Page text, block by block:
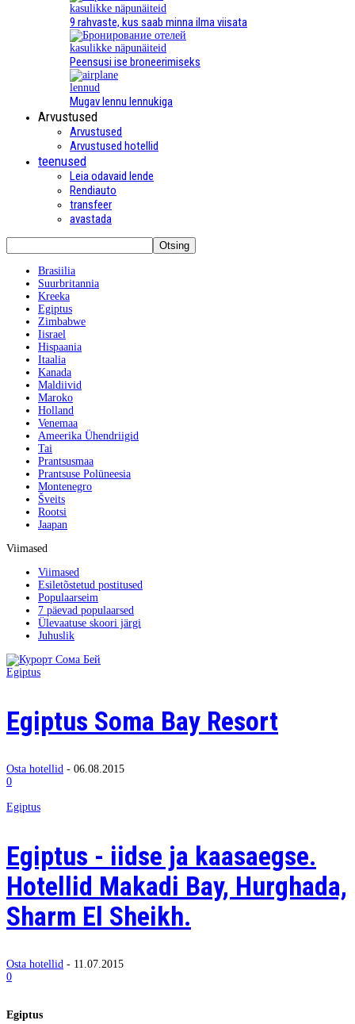
kasulikke näpunäiteid
9 rahvaste, kus saab minna ilma viisata
kasulikke näpunäiteid
Peensusi ise broneerimiseks
lennud
Mugav lennu lennukiga
Arvustused
Arvustused
Arvustused hotellid
teenused
Leia odavaid lende
Rendiauto
transfeer
avastada
Brasiilia
Suurbritannia
Kreeka
Egiptus
Zimbabwe
Iisrael
Hispaania
Itaalia
Kanada
Maldiivid
Maroko
Holland
Venemaa
Ameerika Ühendriigid
Tai
Prantsusmaa
Prantsuse Polüneesia
Montenegro
Šveits
Rootsi
Jaapan
Viimased
Viimased
Esiletõstetud postitused
Populaarseim
7 päevad populaarsed
Ülevaatuse skoori järgi
Juhuslik
Egiptus
Egiptus Soma Bay Resort
Osta hotellid - 06.08.2015
0
Egiptus
Egiptus - iidse ja kaasaegse.
Hotellid Makadi Bay, Hurghada,
Sharm El Sheikh.
Osta hotellid - 11.07.2015
0
Egiptus